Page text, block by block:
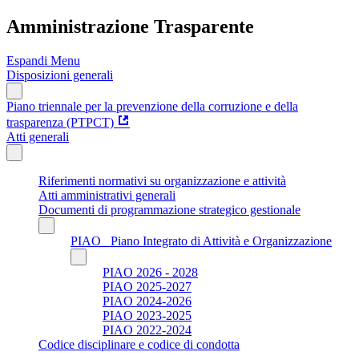
Amministrazione Trasparente
Espandi Menu
Disposizioni generali
Piano triennale per la prevenzione della corruzione e della
trasparenza (PTPCT)
Atti generali
Riferimenti normativi su organizzazione e attività
Atti amministrativi generali
Documenti di programmazione strategico gestionale
PIAO_ Piano Integrato di Attività e Organizzazione
PIAO 2026 - 2028
PIAO 2025-2027
PIAO 2024-2026
PIAO 2023-2025
PIAO 2022-2024
Codice disciplinare e codice di condotta